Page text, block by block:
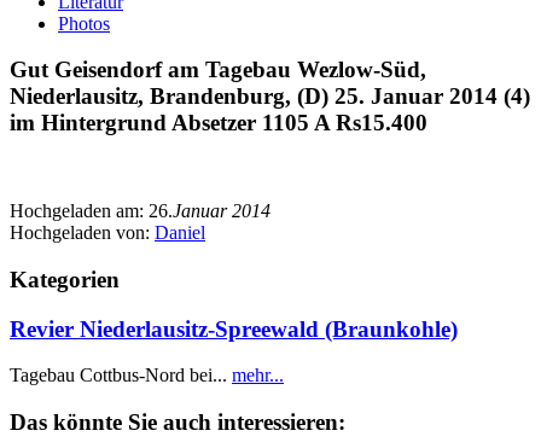
Photos
Gut Geisendorf am Tagebau Wezlow-Süd,
Niederlausitz, Brandenburg, (D) 25. Januar 2014 (4)
im Hintergrund Absetzer 1105 A Rs15.400
Hochgeladen am: 26.Januar 2014
Hochgeladen von: Daniel
Kategorien
Revier Niederlausitz-Spreewald (Braunkohle)
Tagebau Cottbus-Nord bei... mehr...
Das könnte Sie auch interessieren: